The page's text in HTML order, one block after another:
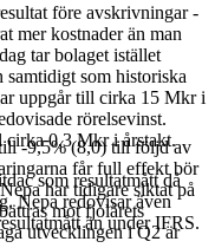
före avskrivningar -
mer kostnader än man
tar bolaget istället
samtidigt som historiska
uppgår till cirka 15 Mkr i
rörelsevinst.
cirka 0,3 Mkr i årstakt.
som resultatmått då
Nepa redovisar även
än under IFRS.
-9,5% (8,0) till följd av
får full effekt bör
har tidigare siktat på
mot fjolårets
utvecklingen i Q2 är